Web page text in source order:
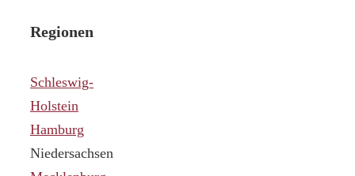
Regionen
Schleswig-
Holstein
Hamburg
Niedersachsen